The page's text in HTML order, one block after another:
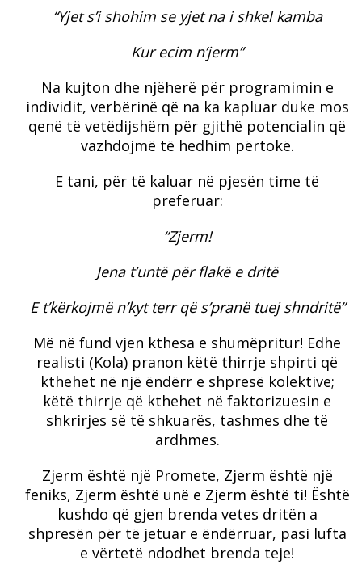
“Yjet s’i shohim se yjet na i shkel kamba
Kur ecim n’jerm”
Na kujton dhe njëherë për programimin e
individit, verbërinë që na ka kapluar duke mos
qenë të vetëdijshëm për gjithë potencialin që
vazhdojmë të hedhim përtokë.
E tani, për të kaluar në pjesën time të
preferuar:
“Zjerm!
Jena t’untë për flakë e dritë
E t’kërkojmë n’kyt terr që s’pranë tuej shndritë”
Më në fund vjen kthesa e shumëpritur! Edhe
realisti (Kola) pranon këtë thirrje shpirti që
kthehet në një ëndërr e shpresë kolektive;
këtë thirrje që kthehet në faktorizuesin e
shkrirjes së të shkuarës, tashmes dhe të
ardhmes.
Zjerm është një Promete, Zjerm është një
feniks, Zjerm është unë e Zjerm është ti! Është
kushdo që gjen brenda vetes dritën a
shpresën për të jetuar e ëndërruar, pasi lufta
e vërtetë ndodhet brenda teje!